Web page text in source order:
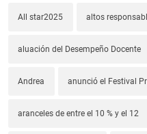
All star2025 altos
aluación del Desempeño Docente
Andrea anunció el Festival
aranceles de entre el 10 % y el 12